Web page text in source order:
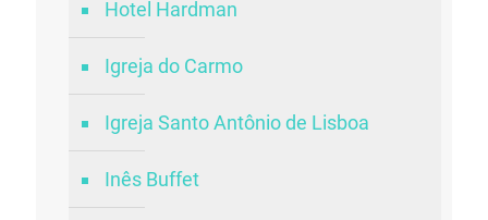
Hotel Hardman
Igreja do Carmo
Igreja Santo Antônio de Lisboa
Inês Buffet